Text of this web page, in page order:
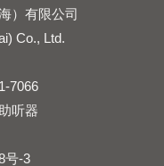
）有限公司
Co., Ltd.
7066
听器
号-3